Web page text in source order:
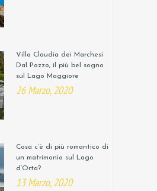
Villa Claudia dei Marchesi
Dal Pozzo, il più bel sogno
sul Lago Maggiore
26 Marzo, 2020
Cosa c’è di più romantico di
un matrimonio sul Lago
d’Orta?
13 Marzo, 2020